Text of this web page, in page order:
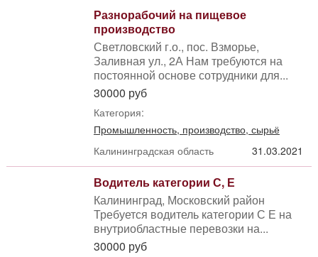
Разнорабочий на пищевое
производство
Светловский г.о., пос. Взморье,
Заливная ул., 2А Нам требуются на
постоянной основе сотрудники для...
30000 руб
Категория:
Промышленность, производство, сырьё
Калининградская область
31.03.2021
Водитель категории С, Е
Калининград, Московский район
Требуется водитель категории С Е на
внутриобластные перевозки на...
30000 руб